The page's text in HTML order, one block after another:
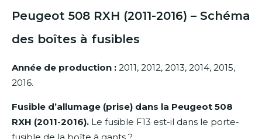
Peugeot 508 RXH (2011-2016) – Schéma
des boîtes à fusibles
Année de production : 2011, 2012, 2013, 2014, 2015,
2016.
Fusible d’allumage (prise) dans la Peugeot 508
RXH (2011-2016). Le fusible F13 est-il dans le porte-